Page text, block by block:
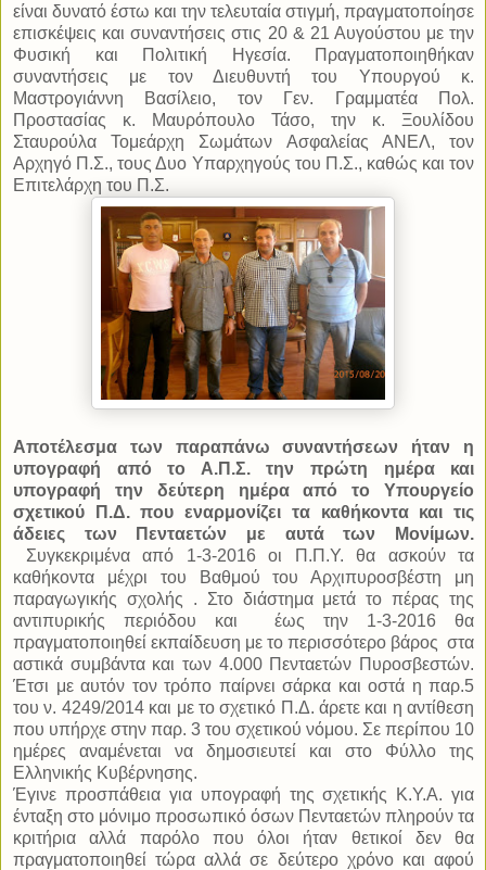
είναι δυνατό έστω και την τελευταία στιγμή, πραγματοποίησε
επισκέψεις και συναντήσεις στις 20 & 21 Αυγούστου με την
Φυσική και Πολιτική Ηγεσία. Πραγματοποιηθήκαν
συναντήσεις με τον Διευθυντή του Υπουργού κ.
Μαστρογιάννη Βασίλειο, τον Γεν. Γραμματέα Πολ.
Προστασίας κ. Μαυρόπουλο Τάσο, την κ. Ξουλίδου
Σταυρούλα Τομεάρχη Σωμάτων Ασφαλείας ΑΝΕΛ, τον
Αρχηγό Π.Σ., τους Δυο Υπαρχηγούς του Π.Σ., καθώς και τον
Επιτελάρχη του Π.Σ.
Αποτέλεσμα των παραπάνω συναντήσεων ήταν η
υπογραφή από το Α.Π.Σ. την πρώτη ημέρα και
υπογραφή την δεύτερη ημέρα από το Υπουργείο
σχετικού Π.Δ. που εναρμονίζει τα καθήκοντα και τις
άδειες των Πενταετών με αυτά των Μονίμων.
Συγκεκριμένα από 1-3-2016 οι Π.Π.Υ. θα ασκούν τα
καθήκοντα μέχρι του Βαθμού του Αρχιπυροσβέστη μη
παραγωγικής σχολής . Στο διάστημα μετά το πέρας της
αντιπυρικής περιόδου και
έως την 1-3-2016 θα
πραγματοποιηθεί εκπαίδευση με το περισσότερο βάρος στα
αστικά συμβάντα και των 4.000 Πενταετών Πυροσβεστών.
Έτσι με αυτόν τον τρόπο παίρνει σάρκα και οστά η παρ.5
του ν. 4249/2014 και με το σχετικό Π.Δ. άρετε και η αντίθεση
που υπήρχε στην παρ. 3 του σχετικού νόμου. Σε περίπου 10
ημέρες αναμένεται να δημοσιευτεί και στο Φύλλο της
Ελληνικής Κυβέρνησης.
Έγινε προσπάθεια για υπογραφή της σχετικής Κ.Υ.Α. για
ένταξη στο μόνιμο προσωπικό όσων Πενταετών πληρούν τα
κριτήρια αλλά παρόλο που όλοι ήταν θετικοί δεν θα
πραγματοποιηθεί τώρα αλλά σε δεύτερο χρόνο και αφού